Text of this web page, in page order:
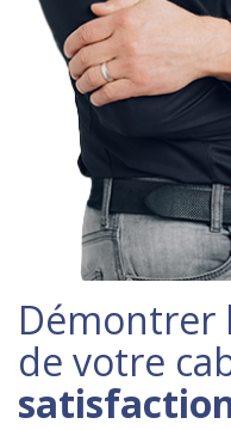
Démontrer
de votre